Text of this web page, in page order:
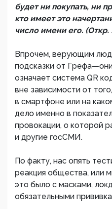
будет ни покупать, ни
кто имеет это
число имени его. (Откр.
Впрочем, верующим
подсказки от
означает система QR
вне зависимости от
в смартфоне или на
дело именно в
провокации, о которой
и другие госСМИ.
По факту, нас опять
реакция общества, или
это было с масками,
обязательными